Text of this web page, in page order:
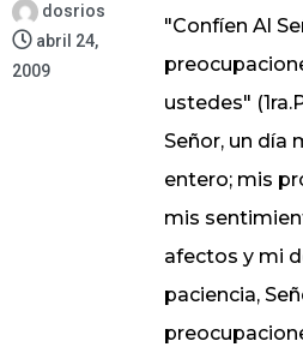
dosrios
abril 24,
2009
"Confíen Al
ustedes"
Señor, un día
entero; mis
mis
afectos y mi
paciencia,